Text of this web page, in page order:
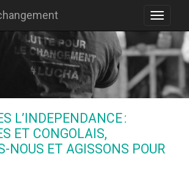
L’INDEPENDANCE :
ET CONGOLAIS,
NOUS ET AGISSONS POUR